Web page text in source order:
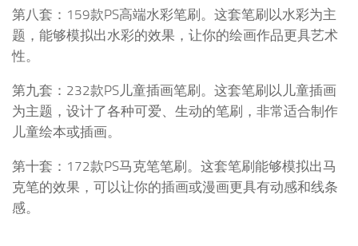
第八套：159款PS高端水彩笔刷。这套笔刷以水彩为主
题，能够模拟出水彩的效果，让你的绘画作品更具艺术
性。
第九套：232款PS儿童插画笔刷。这套笔刷以儿童插画
为主题，设计了各种可爱、生动的笔刷，非常适合制作
儿童绘本或插画。
第十套：172款PS马克笔笔刷。这套笔刷能够模拟出马
克笔的效果，可以让你的插画或漫画更具有动感和线条
感。